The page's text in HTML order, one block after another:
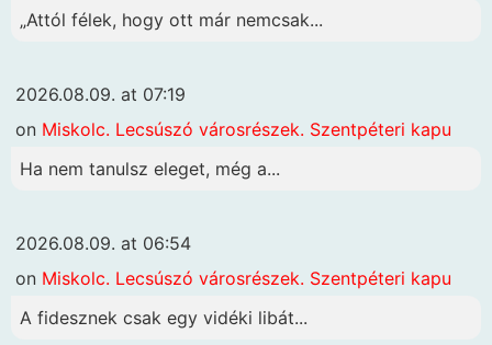
„Attól félek, hogy ott már nemcsak...
2026.08.09. at 07:19
on Miskolc. Lecsúszó városrészek. Szentpéteri kapu
Ha nem tanulsz eleget, még a...
2026.08.09. at 06:54
on Miskolc. Lecsúszó városrészek. Szentpéteri kapu
A fidesznek csak egy vidéki libát...